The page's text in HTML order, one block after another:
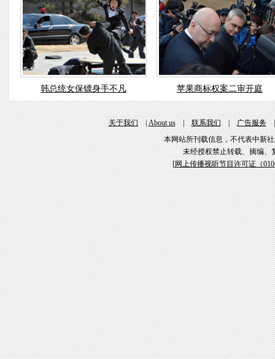
韩总统女保镖身手不凡 苹果商标权案二审开庭
关于我们|About us|联系我们|广告服务
本网站所刊载信息，不代表中新
未经授权禁止转载、摘编、
[网上传播视听节目许可证（